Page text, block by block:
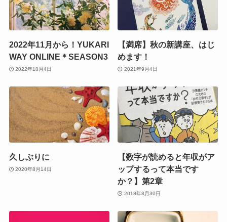
2022年11月から！YUKARI
WAY ONLINE＊SEASON3
2022年10月4日
【満席】秋の新講座、はじ
めます！
2021年9月4日
久しぶりに
2020年8月14日
【数字が読めると年収がア
ップするって本当です
か？】第2章
2018年8月30日